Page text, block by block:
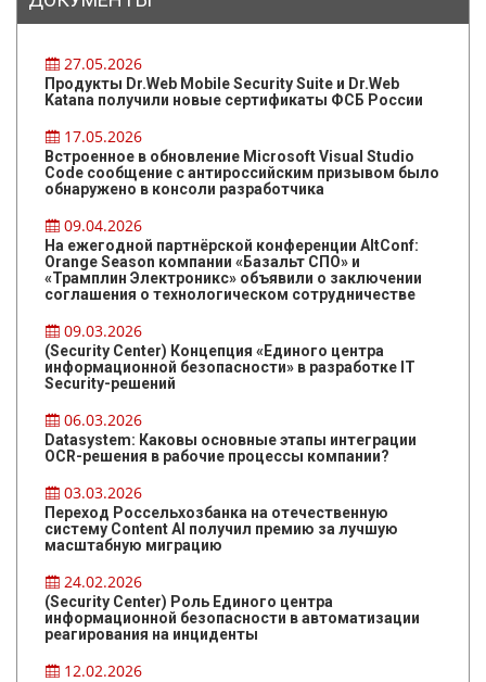
27.05.2026
Продукты Dr.Web Mobile Security Suite и Dr.Web
Katana получили новые сертификаты ФСБ России
17.05.2026
Встроенное в обновление Microsoft Visual Studio
Code сообщение с антироссийским призывом было
обнаружено в консоли разработчика
09.04.2026
На ежегодной партнёрской конференции AltConf:
Orange Season компании «Базальт СПО» и
«Трамплин Электроникс» объявили о заключении
соглашения о технологическом сотрудничестве
09.03.2026
(Security Center) Концепция «Единого центра
информационной безопасности» в разработке IT
Security-решений
06.03.2026
Datasystem: Каковы основные этапы интеграции
OCR-решения в рабочие процессы компании?
03.03.2026
Переход Россельхозбанка на отечественную
систему Content AI получил премию за лучшую
масштабную миграцию
24.02.2026
(Security Center) Роль Единого центра
информационной безопасности в автоматизации
реагирования на инциденты
12.02.2026